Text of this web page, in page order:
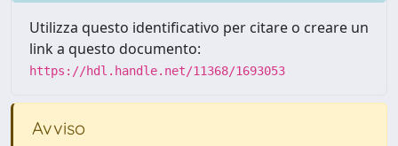
Utilizza questo identificativo per citare o creare un
link a questo documento:
https://hdl.handle.net/11368/1693053
Avviso